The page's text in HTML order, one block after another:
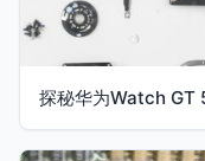
探秘华为Watch GT